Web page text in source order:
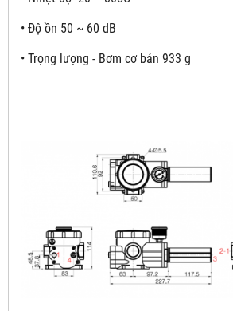
• Độ ồn 50 ~ 60 dB
• Trọng lượng - Bơm cơ bản 933 g